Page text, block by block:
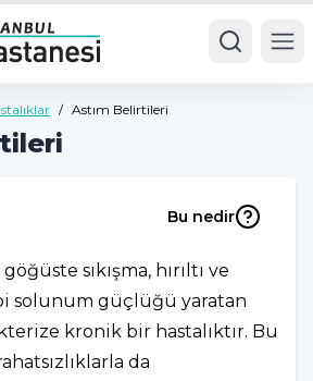
/ Astım Belirtileri
Bu nedir
sıkışma, hırıltı ve
solunum güçlüğü yaratan
kronik bir hastalıktır. Bu
da